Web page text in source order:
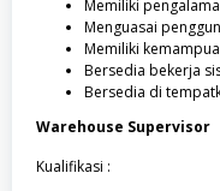
Memiliki
Menguasai
Memiliki
Bersedia bekerja
Bersedia di
Warehouse Supervisor
Kualifikasi :